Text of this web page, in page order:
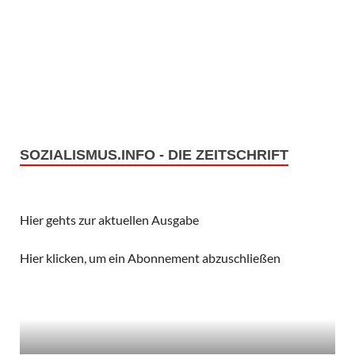
SOZIALISMUS.INFO - DIE ZEITSCHRIFT
Hier gehts zur aktuellen Ausgabe
Hier klicken, um ein Abonnement abzuschließen